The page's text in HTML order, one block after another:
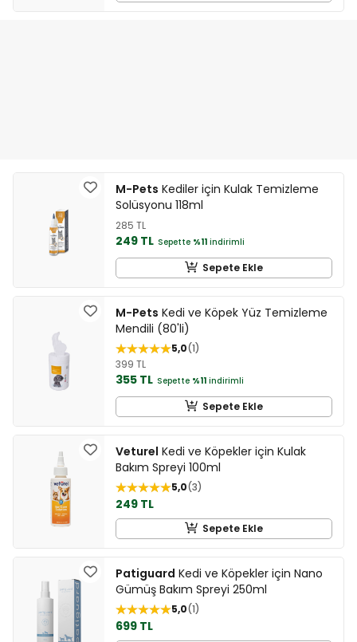
M-Pets Kediler için Kulak Temizleme
Solüsyonu 118ml
285 TL
249 TL Sepette %11 indirimli
Sepete Ekle
M-Pets Kedi ve Köpek Yüz Temizleme
Mendili (80'li)
5,0 1
399 TL
355 TL Sepette %11 indirimli
Sepete Ekle
Veturel Kedi ve Köpekler için Kulak
Bakım Spreyi 100ml
5,0 3
249 TL
Sepete Ekle
Patiguard Kedi ve Köpekler için Nano
Gümüş Bakım Spreyi 250ml
5,0 1
699 TL